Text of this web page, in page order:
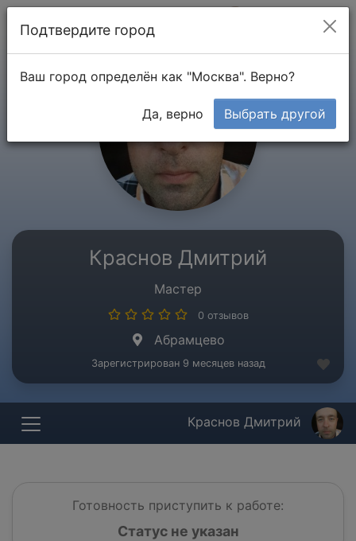
Краснов Дмитрий
Мастер
0 отзывов
Абрамцево
Зарегистрирован 9 месяцев назад
Краснов Дмитрий
Готовность приступить к работе:
Статус не указан
Подтвердите город
Ваш город определён как "Москва". Верно?
Да, верно Выбрать другой